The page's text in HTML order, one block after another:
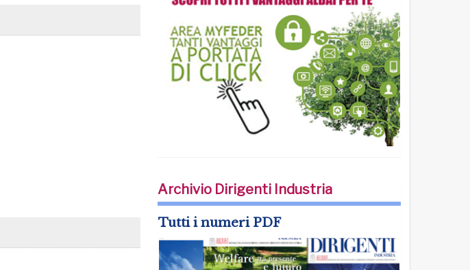
Archivio Dirigenti Industria
Tutti i numeri PDF